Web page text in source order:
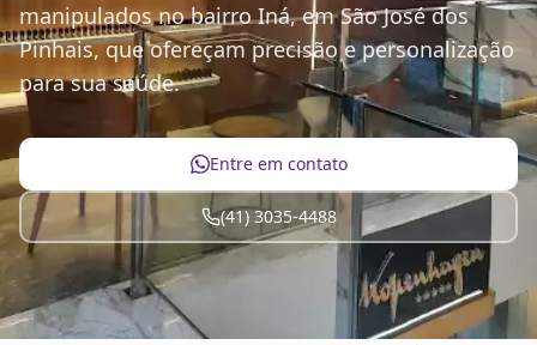
manipulados no bairro Iná, em São José dos
Pinhais, que ofereçam precisão e personalização
para sua saúde.
Entre em contato
(41) 3035-4488